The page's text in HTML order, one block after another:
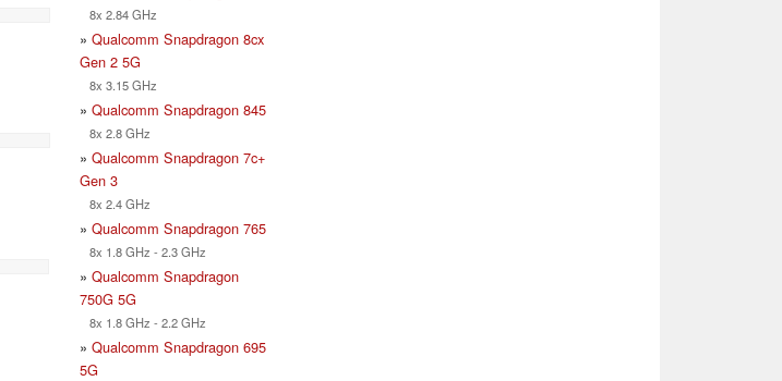
8x 2.84 GHz
» Qualcomm Snapdragon 8cx
Gen 2 5G
8x 3.15 GHz
» Qualcomm Snapdragon 845
8x 2.8 GHz
» Qualcomm Snapdragon 7c+
Gen 3
8x 2.4 GHz
» Qualcomm Snapdragon 765
8x 1.8 GHz - 2.3 GHz
» Qualcomm Snapdragon
750G 5G
8x 1.8 GHz - 2.2 GHz
» Qualcomm Snapdragon 695
5G